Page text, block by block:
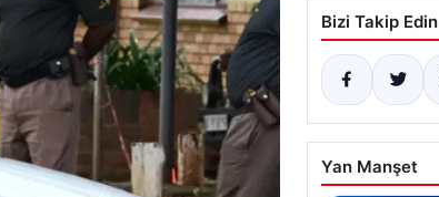
Bizi Takip Edin
Yan Manşet